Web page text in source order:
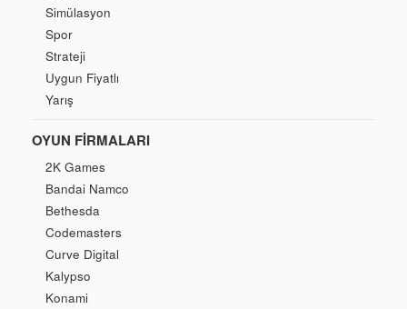
Simülasyon
Spor
Strateji
Uygun Fiyatlı
Yarış
OYUN FIRMALARI
2K Games
Bandai Namco
Bethesda
Codemasters
Curve Digital
Kalypso
Konami